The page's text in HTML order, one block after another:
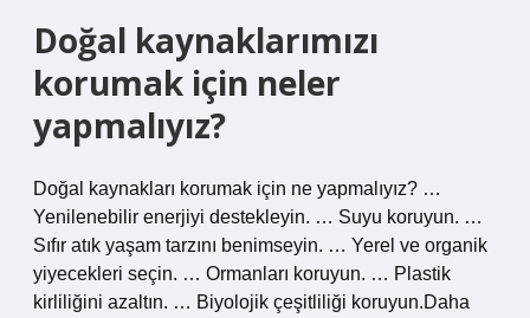
Doğal kaynaklarımızı
korumak için neler
yapmalıyız?
Doğal kaynakları korumak için ne yapmalıyız? …
Yenilenebilir enerjiyi destekleyin. … Suyu koruyun. …
Sıfır atık yaşam tarzını benimseyin. … Yerel ve organik
yiyecekleri seçin. … Ormanları koruyun. … Plastik
kirliliğini azaltın. … Biyolojik çeşitliliği koruyun.Daha